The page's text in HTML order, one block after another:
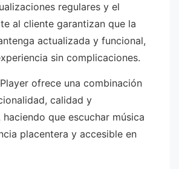
regulares y el
al cliente garantizan que la
actualizada y funcional,
sin complicaciones.
ofrece una combinación
calidad y
que escuchar música
placentera y accesible en